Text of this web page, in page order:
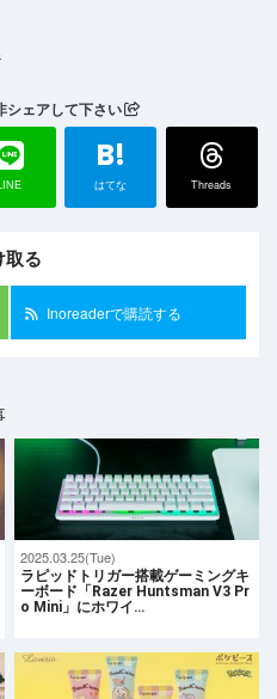
シェアして下さい
B!
はてな Threads
る
Inoreaderで購読する
2025.03.25(Tue)
ラピッドトリガー搭載ゲーミングキ
ーボード「Razer Huntsman V3 Pr
o Mini」にホワイ…